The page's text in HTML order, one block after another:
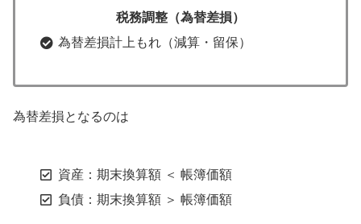
税務調整（為替差損）
為替差損計上もれ（減算・留保）
為替差損となるのは
資産：期末換算額 ＜ 帳簿価額
負債：期末換算額 ＞ 帳簿価額